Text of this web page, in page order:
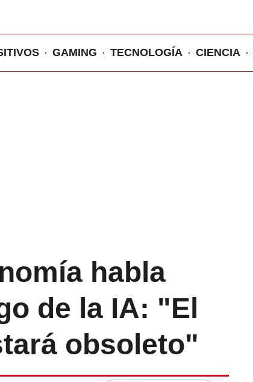
GAMING TECNOLOGÍA CIENCIA
habla
de la IA: "El
obsoleto"